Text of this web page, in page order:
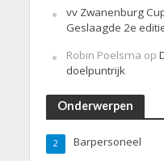
vv Zwanenburg
Geslaagde 2e
Robin Poelsma op
doelpuntrijk
Onderwerpen
Barpersoneel
2